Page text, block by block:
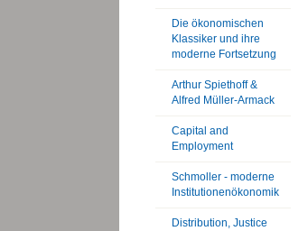
Die ökonomischen
Klassiker und ihre
moderne Fortsetzung
Arthur Spiethoff &
Alfred Müller-Armack
Capital and
Employment
Schmoller - moderne
Institutionenökonomik
Distribution, Justice